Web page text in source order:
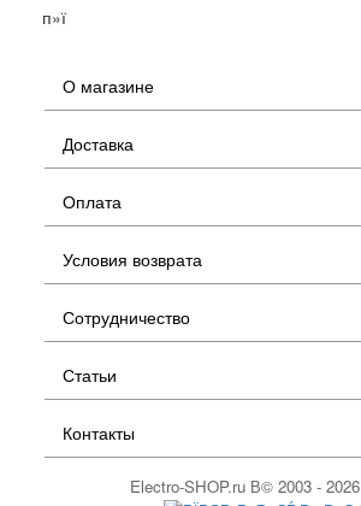
п»ї
О магазине
Доставка
Оплата
Условия возврата
Сотрудничество
Статьи
Контакты
Electro-SHOP.ru В© 2003 - 2026